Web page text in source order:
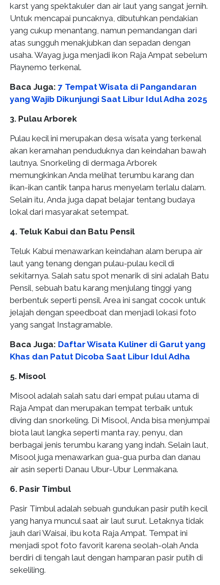
karst yang spektakuler dan air laut yang sangat jernih.
Untuk mencapai puncaknya, dibutuhkan pendakian
yang cukup menantang, namun pemandangan dari
atas sungguh menakjubkan dan sepadan dengan
usaha. Wayag juga menjadi ikon Raja Ampat sebelum
Piaynemo terkenal.
Baca Juga: 7 Tempat Wisata di Pangandaran
yang Wajib Dikunjungi Saat Libur Idul Adha 2025
3. Pulau Arborek
Pulau kecil ini merupakan desa wisata yang terkenal
akan keramahan penduduknya dan keindahan bawah
lautnya. Snorkeling di dermaga Arborek
memungkinkan Anda melihat terumbu karang dan
ikan-ikan cantik tanpa harus menyelam terlalu dalam.
Selain itu, Anda juga dapat belajar tentang budaya
lokal dari masyarakat setempat.
4. Teluk Kabui dan Batu Pensil
Teluk Kabui menawarkan keindahan alam berupa air
laut yang tenang dengan pulau-pulau kecil di
sekitarnya. Salah satu spot menarik di sini adalah Batu
Pensil, sebuah batu karang menjulang tinggi yang
berbentuk seperti pensil. Area ini sangat cocok untuk
jelajah dengan speedboat dan menjadi lokasi foto
yang sangat Instagramable.
Baca Juga: Daftar Wisata Kuliner di Garut yang
Khas dan Patut Dicoba Saat Libur Idul Adha
5. Misool
Misool adalah salah satu dari empat pulau utama di
Raja Ampat dan merupakan tempat terbaik untuk
diving dan snorkeling. Di Misool, Anda bisa menjumpai
biota laut langka seperti manta ray, penyu, dan
berbagai jenis terumbu karang yang indah. Selain laut,
Misool juga menawarkan gua-gua purba dan danau
air asin seperti Danau Ubur-Ubur Lenmakana.
6. Pasir Timbul
Pasir Timbul adalah sebuah gundukan pasir putih kecil
yang hanya muncul saat air laut surut. Letaknya tidak
jauh dari Waisai, ibu kota Raja Ampat. Tempat ini
menjadi spot foto favorit karena seolah-olah Anda
berdiri di tengah laut dengan hamparan pasir putih di
sekeliling.